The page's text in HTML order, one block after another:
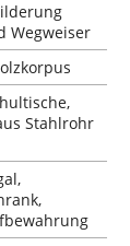
Wegweiser
Stahlrohr